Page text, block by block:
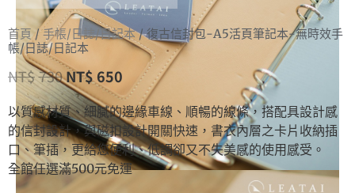
首頁/手帳/日誌/日記本/ 復古信封包-A5活頁筆記本-無時效手
帳/日誌/日記本
NT$730NT$ 650
以質感材質、細膩的邊緣車線、順暢的線條，搭配具設計感
的信封設計，與磁扣設計開關快速，書衣內層之卡片收納插
口、筆插，更給您便利、低調卻又不失美感的使用感受。
全館任選滿500元免運